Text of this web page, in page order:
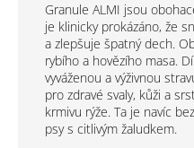
Granule ALMI jsou
je klinicky prokázáno, že
a zlepšuje špatný dech.
rybího a hovězího masa.
vyváženou a výživnou
pro zdravé svaly, kůži a
krmivu rýže. Ta je navíc
psy s citlivým žaludkem.